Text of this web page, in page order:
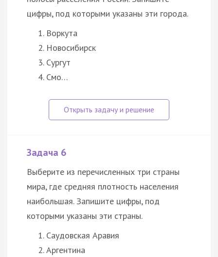
цифры, под которыми указаны эти города.
Воркута
Новосибирск
Сургут
Смо…
Задача 6
Выберите из перечисленных три страны
мира, где средняя плотность населения
наибольшая. Запишите цифры, под
которыми указаны эти страны.
Саудовская Аравия
Аргентина